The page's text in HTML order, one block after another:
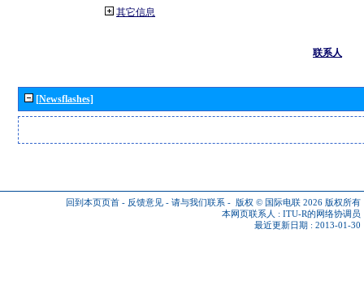
其它信息
联系人
[Newsflashes]
回到本页页首 - 反馈意见 - 请与我们联系 - 版权 © 国际电联 2026 版权所有
本网页联系人 : ITU-R的网络协调员
最近更新日期 : 2013-01-30